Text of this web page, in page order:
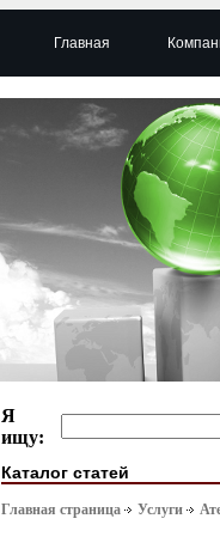
Главная
Я
ищу:
Каталог статей
Главная страница Услуги